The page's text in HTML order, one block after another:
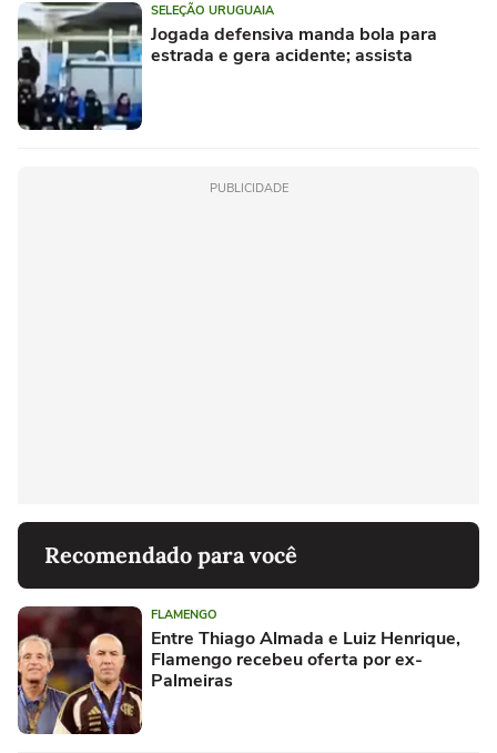
SELEÇÃO URUGUAIA
Jogada defensiva manda bola para
estrada e gera acidente; assista
PUBLICIDADE
Recomendado para você
FLAMENGO
Entre Thiago Almada e Luiz Henrique,
Flamengo recebeu oferta por ex-
Palmeiras